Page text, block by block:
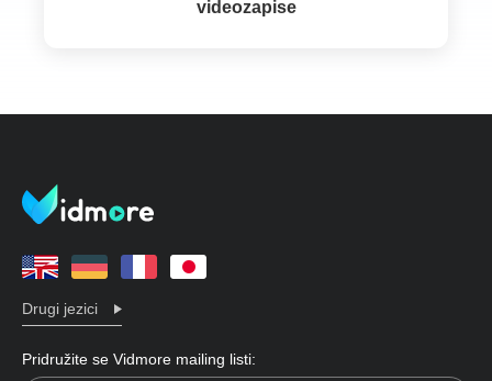
videozapise
Drugi jezici
Pridružite se Vidmore mailing listi: